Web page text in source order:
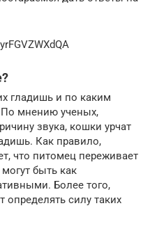
гладишь и по каким
По мнению ученых,
звука, кошки урчат
Как правило,
что питомец переживает
быть как
Более того,
определять силу таких